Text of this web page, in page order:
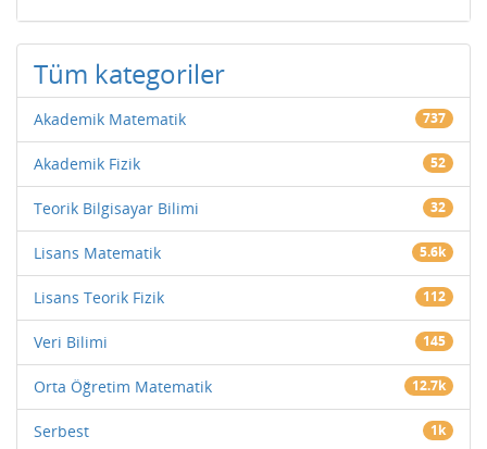
Tüm kategoriler
Akademik Matematik 737
Akademik Fizik 52
Teorik Bilgisayar Bilimi 32
Lisans Matematik 5.6k
Lisans Teorik Fizik 112
Veri Bilimi 145
Orta Öğretim Matematik 12.7k
Serbest 1k